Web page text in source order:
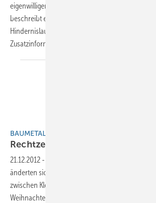
eigenwilligen Schindelbekleidung aus Aluminium.
beschreibt ergänzend zur Reportage in
Hindernislauf auf den Gipfel. Das Online-Extra
Zusatzinformationen und noch mehr Fotos
BAUMETALL EXTRA
Rechtzeitig zu
21.12.2012 -
änderten sich vor fast zehn Jahren die
zwischen Klempnern und zukünftigen
Weihnachten sorgt das Internetportal mit einem